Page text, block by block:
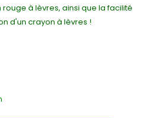
à lèvres, ainsi que la facilité
d'un crayon à lèvres !